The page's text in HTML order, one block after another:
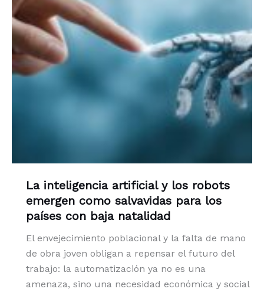
La inteligencia artificial y los robots
emergen como salvavidas para los
países con baja natalidad
El envejecimiento poblacional y la falta de mano
de obra joven obligan a repensar el futuro del
trabajo: la automatización ya no es una
amenaza, sino una necesidad económica y social